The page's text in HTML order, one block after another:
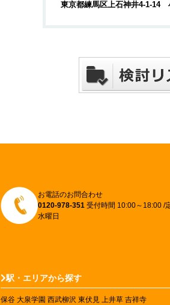
東京都練馬区上石神井4-1-14
お電話のお問合わせ
0120-978-351 受付時間 10:00～18:00 /
水曜日
駅・エリアから探す
保谷 大泉学園 西武柳沢 東伏見 上井草 吉祥寺